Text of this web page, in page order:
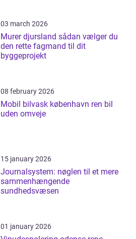
03 march 2026
Murer djursland sådan vælger du
den rette fagmand til dit
byggeprojekt
08 february 2026
Mobil bilvask københavn ren bil
uden omveje
15 january 2026
Journalsystem: nøglen til et mere
sammenhængende
sundhedsvæsen
01 january 2026